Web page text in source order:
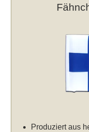
Produziert aus